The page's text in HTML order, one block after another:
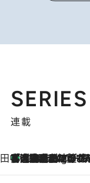
SERIES
連載
田中稲の勝手に再ブ
1 Hour Ago
「湘南乃風に憧れて」観客大盛上がりの“タオル回し”に、ラッパー顔負けの高速歌唱まで…さだまさし（74）のアグレッシブすぎる現在地